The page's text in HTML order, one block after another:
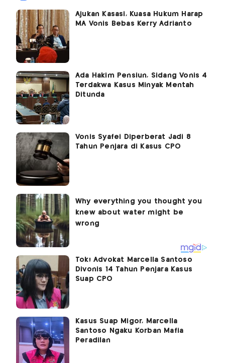
Ajukan Kasasi, Kuasa Hukum Harap
MA Vonis Bebas Kerry Adrianto
Ada Hakim Pensiun, Sidang Vonis 4
Terdakwa Kasus Minyak Mentah
Ditunda
Vonis Syafei Diperberat Jadi 8
Tahun Penjara di Kasus CPO
Tok! Advokat Marcella Santoso
Divonis 14 Tahun Penjara Kasus
Suap CPO
Kasus Suap Migor, Marcella
Santoso Ngaku Korban Mafia
Peradilan